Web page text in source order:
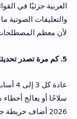
العربية جزئيًا في
والتعليقات الصوتية
لأن معظم
5. كم مرة تصدر تحديثات جديدة للعبة؟
عادة
سلاحًا أو يعالج
2026 أضاف